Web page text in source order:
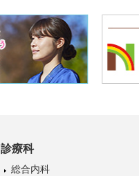
診療科
総合内科